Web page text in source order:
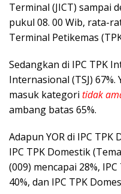
Terminal (JICT) sampai
pukul 08. 00 Wib, rata-
Terminal Petikemas
Sedangkan di IPC TPK
Internasional (TSJ)
masuk kategori tidak
ambang batas 65%.
Adapun YOR di IPC TPK
IPC TPK Domestik
(009) mencapai 28%,
40%, dan IPC TPK